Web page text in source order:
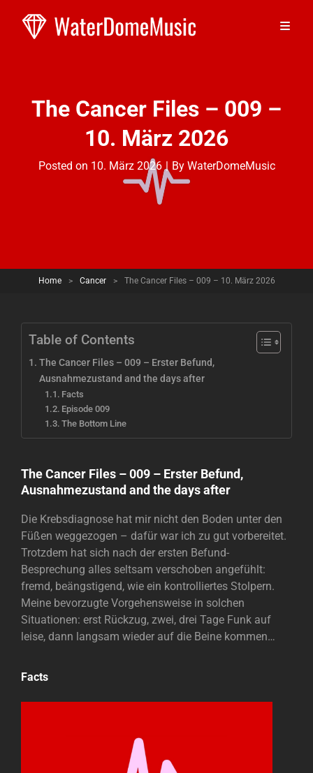
The Cancer Files – 009 –
10. März 2026​
Posted on 10. März 2026 | By Byline
WaterDomeMusic
Home > Cancer > The Cancer Files – 009 – 10. März 2026​
Table of Contents
The Cancer Files – 009 – Erster Befund,
Ausnahmezustand and the days after
Facts
Episode 009
The Bottom Line
The Cancer Files – 009 – Erster Befund,
Ausnahmezustand and the days after
Die Krebsdiagnose hat mir nicht den Boden unter den
Füßen weggezogen – dafür war ich zu gut vorbereitet.
Trotzdem hat sich nach der ersten Befund-
Besprechung alles seltsam verschoben angefühlt:
fremd, beängstigend, wie ein kontrolliertes Stolpern.
Meine bevorzugte Vorgehensweise in solchen
Situationen: erst Rückzug, zwei, drei Tage Funk auf
leise, dann langsam wieder auf die Beine kommen…
Facts